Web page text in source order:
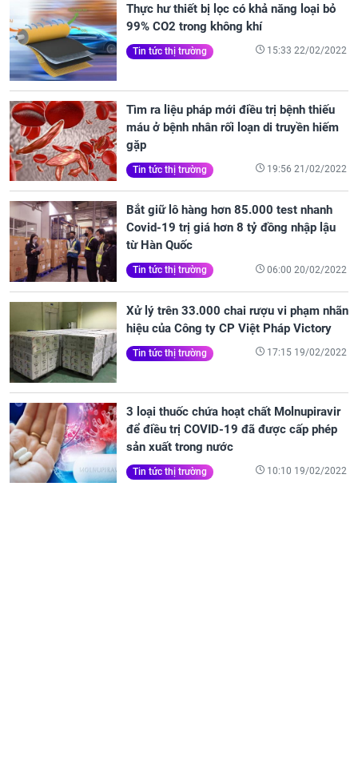
Thực hư thiết bị lọc có khả năng loại bỏ
99% CO2 trong không khí
Tin tức thị trường 15:33 22/02/2022
Tìm ra liệu pháp mới điều trị bệnh thiếu
máu ở bệnh nhân rối loạn di truyền hiếm
gặp
Tin tức thị trường 19:56 21/02/2022
Bắt giữ lô hàng hơn 85.000 test nhanh
Covid-19 trị giá hơn 8 tỷ đồng nhập lậu
từ Hàn Quốc
Tin tức thị trường 06:00 20/02/2022
Xử lý trên 33.000 chai rượu vi phạm nhãn
hiệu của Công ty CP Việt Pháp Victory
Tin tức thị trường 17:15 19/02/2022
3 loại thuốc chứa hoạt chất Molnupiravir
để điều trị COVID-19 đã được cấp phép
sản xuất trong nước
Tin tức thị trường 10:10 19/02/2022